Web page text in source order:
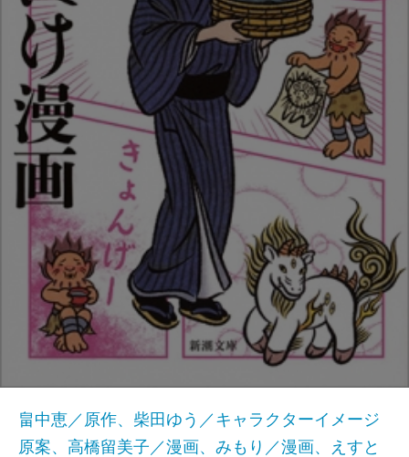
畠中恵／原作、柴田ゆう／キャラクターイメージ
原案、高橋留美子／漫画、みもり／漫画、えすと